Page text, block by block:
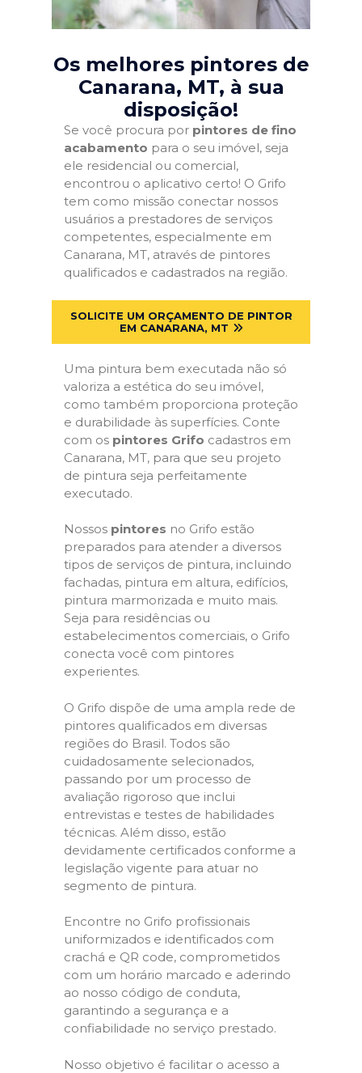
Os melhores pintores de
Canarana, MT, à sua
disposição!
Se você procura por pintores de fino
acabamento para o seu imóvel, seja
ele residencial ou comercial,
encontrou o aplicativo certo! O Grifo
tem como missão conectar nossos
usuários a prestadores de serviços
competentes, especialmente em
Canarana, MT, através de pintores
qualificados e cadastrados na região.
SOLICITE UM ORÇAMENTO DE PINTOR
EM CANARANA, MT
Uma pintura bem executada não só
valoriza a estética do seu imóvel,
como também proporciona proteção
e durabilidade às superfícies. Conte
com os pintores Grifo cadastros em
Canarana, MT, para que seu projeto
de pintura seja perfeitamente
executado.
Nossos pintores no Grifo estão
preparados para atender a diversos
tipos de serviços de pintura, incluindo
fachadas, pintura em altura, edifícios,
pintura marmorizada e muito mais.
Seja para residências ou
estabelecimentos comerciais, o Grifo
conecta você com pintores
experientes.
O Grifo dispõe de uma ampla rede de
pintores qualificados em diversas
regiões do Brasil. Todos são
cuidadosamente selecionados,
passando por um processo de
avaliação rigoroso que inclui
entrevistas e testes de habilidades
técnicas. Além disso, estão
devidamente certificados conforme a
legislação vigente para atuar no
segmento de pintura.
Encontre no Grifo profissionais
uniformizados e identificados com
crachá e QR code, comprometidos
com um horário marcado e aderindo
ao nosso código de conduta,
garantindo a segurança e a
confiabilidade no serviço prestado.
Nosso objetivo é facilitar o acesso a